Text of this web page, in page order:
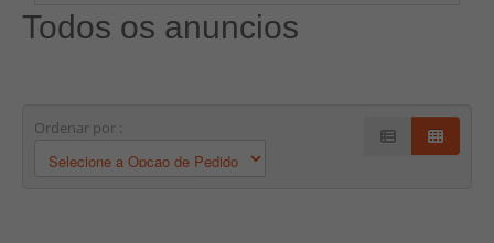
Todos os anuncios
Ordenar por :